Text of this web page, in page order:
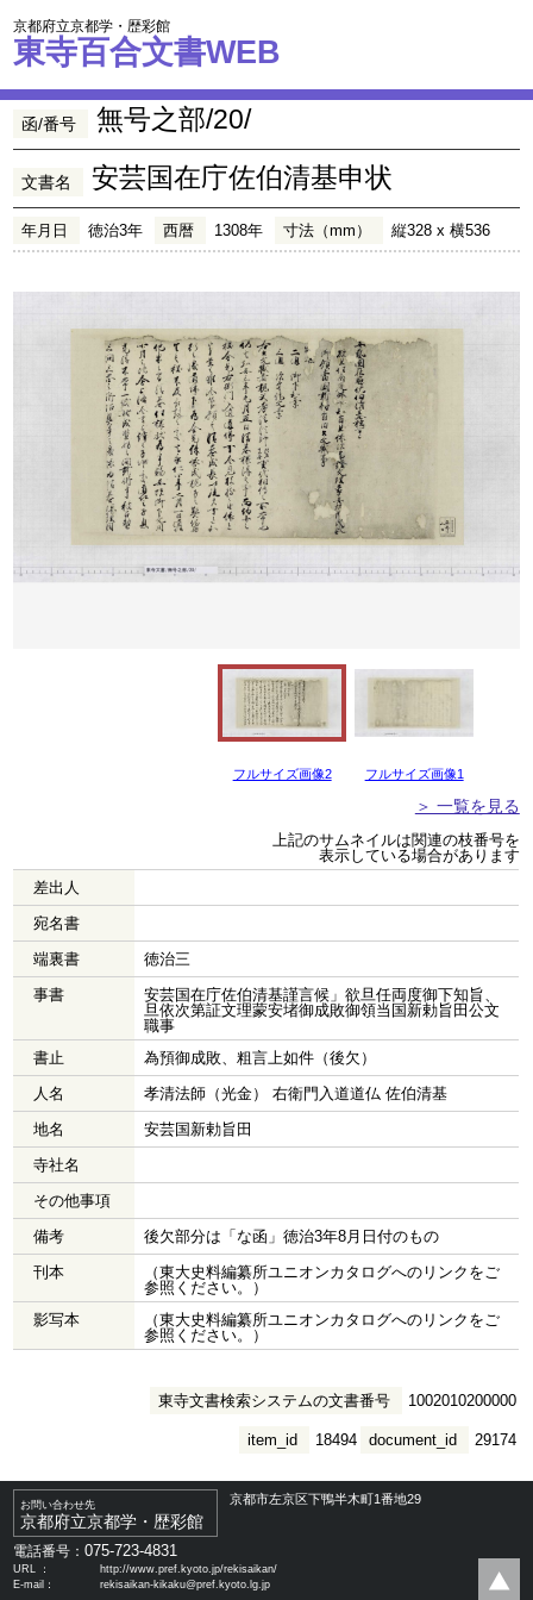
京都府立京都学・歴彩館
東寺百合文書WEB
函/番号 無号之部/20/
文書名 安芸国在庁佐伯清基申状
年月日 徳治3年 西暦 1308年 寸法（mm） 縦328 x 横536
フルサイズ画像2 フルサイズ画像1
＞ 一覧を見る
上記のサムネイルは関連の枝番号を
表示している場合があります
差出人
宛名書
端裏書
徳治三
事書
安芸国在庁佐伯清基謹言候」欲旦任両度御下知旨、
旦依次第証文理蒙安堵御成敗御領当国新勅旨田公文
職事
書止
為預御成敗、粗言上如件（後欠）
人名
孝清法師（光金） 右衛門入道道仏 佐伯清基
地名
安芸国新勅旨田
寺社名
その他事項
備考
後欠部分は「な函」徳治3年8月日付のもの
刊本
（東大史料編纂所ユニオンカタログへのリンクをご
参照ください。）
影写本
（東大史料編纂所ユニオンカタログへのリンクをご
参照ください。）
東寺文書検索システムの文書番号 1002010200000
document_id 29174
item_id 18494
お問い合わせ先
京都府立京都学・歴彩館
京都市左京区下鴨半木町1番地29
電話番号：075-723-4831
URL ：
http://www.pref.kyoto.jp/rekisaikan/
E-mail：
rekisaikan-kikaku@pref.kyoto.lg.jp